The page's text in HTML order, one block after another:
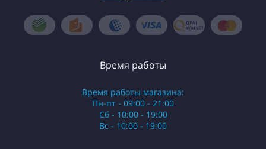
Время работы
Время работы магазина:
Пн-пт - 09:00 - 21:00
Сб - 10:00 - 19:00
Вс - 10:00 - 19:00